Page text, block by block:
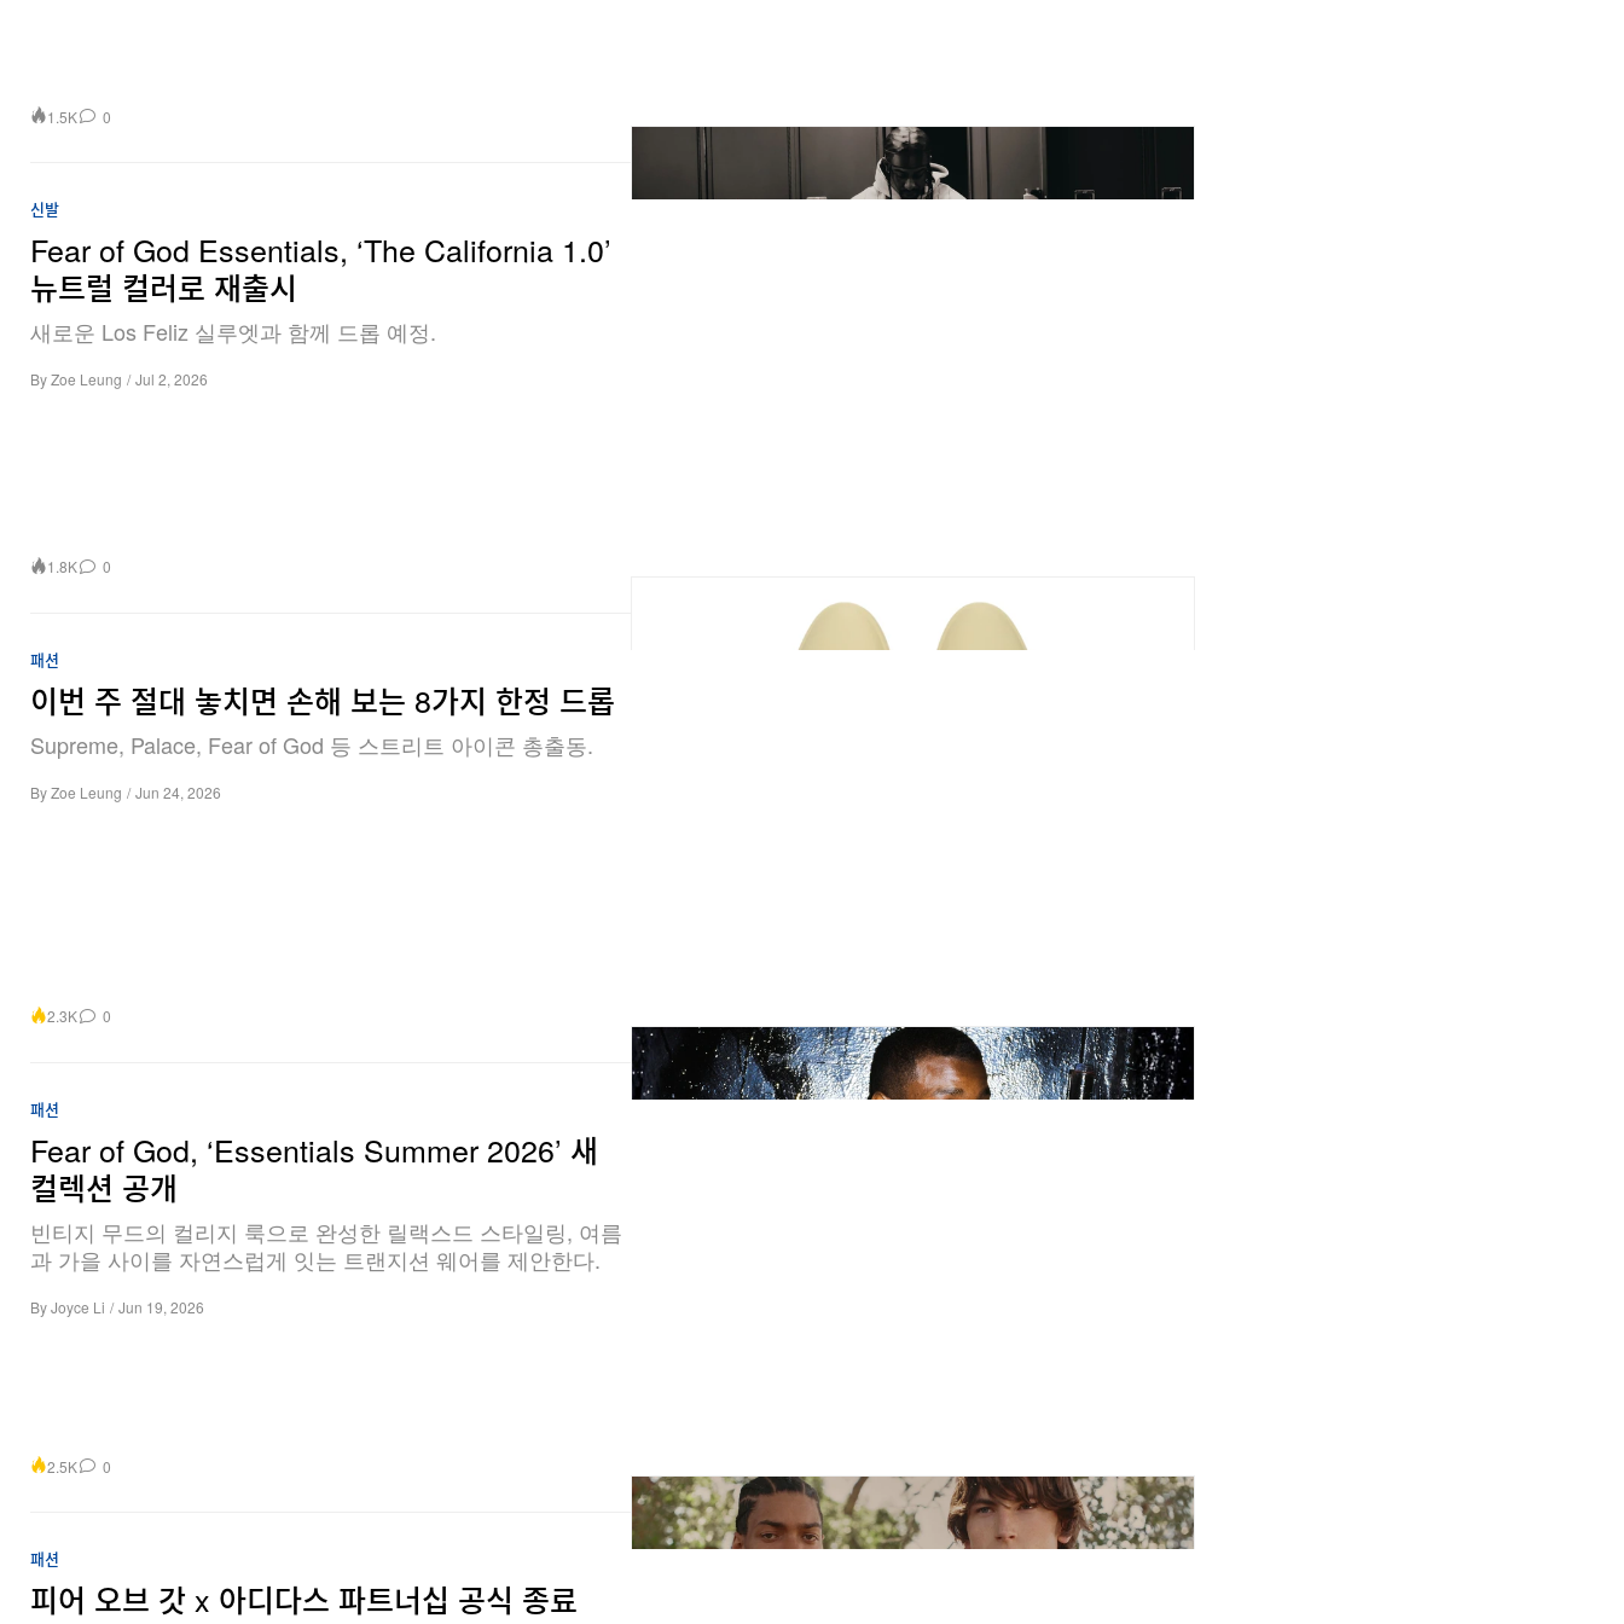
1.5K 0
신발
Fear of God Essentials, ‘The California 1.0’
뉴트럴 컬러로 재출시
새로운 Los Feliz 실루엣과 함께 드롭 예정.
ByZoe Leung / Jul 2, 2026
1.8K 0
패션
이번 주 절대 놓치면 손해 보는 8가지 한정 드롭
Supreme, Palace, Fear of God 등 스트리트 아이콘 총출동.
ByZoe Leung / Jun 24, 2026
2.3K 0
패션
Fear of God, ‘Essentials Summer 2026’ 새
컬렉션 공개
빈티지 무드의 컬리지 룩으로 완성한 릴랙스드 스타일링, 여름
과 가을 사이를 자연스럽게 잇는 트랜지션 웨어를 제안한다.
ByJoyce Li / Jun 19, 2026
2.5K 0
패션
피어 오브 갓 x 아디다스 파트너십 공식 종료